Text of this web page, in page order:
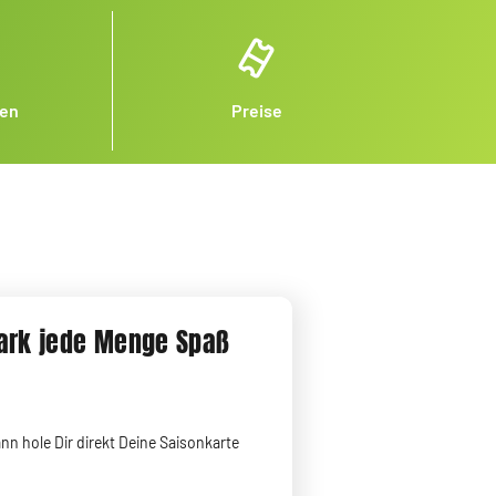
Preise
jede Menge Spaß
hole Dir direkt Deine Saisonkarte